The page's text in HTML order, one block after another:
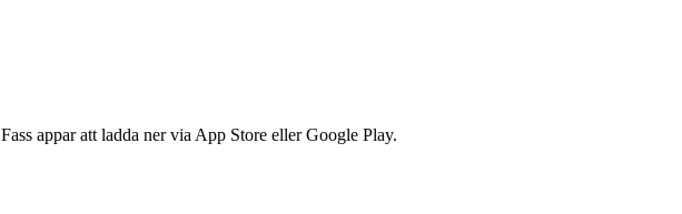
appar att ladda ner via App Store eller Google Play.